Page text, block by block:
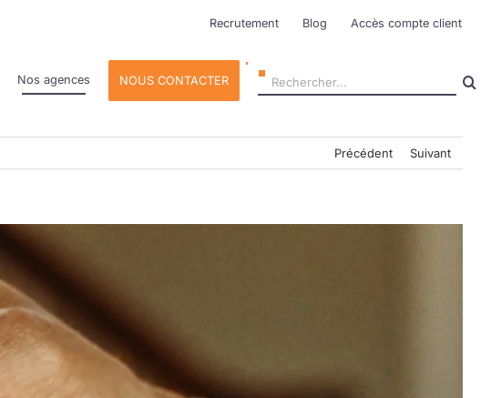
Recrutement Blog Accès compte client
Nos agences NOUS CONTACTER Rechercher:
Précédent Suivant